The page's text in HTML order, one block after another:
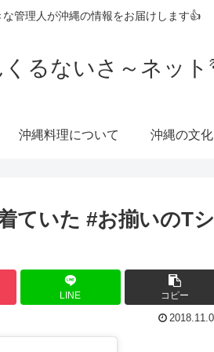
管理人が沖縄の情報をお届けします👍
るないさ～ネッ
沖縄料理について 沖縄の文
ていた #お揃いのTシ
LINE コピー